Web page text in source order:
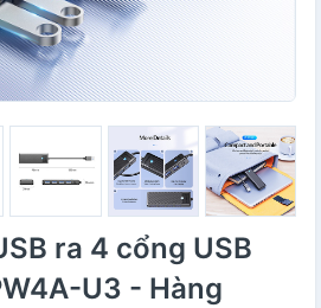
ra 4 cổng USB
U3 - Hàng